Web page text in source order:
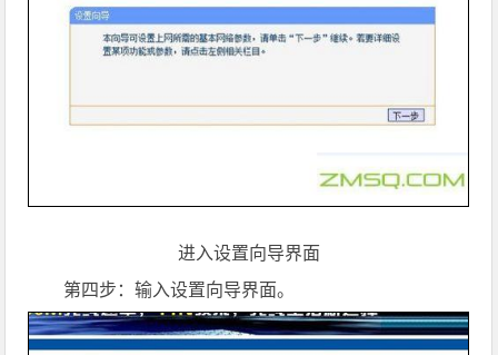
进入设置向导界面
第四步：输入设置向导界面。